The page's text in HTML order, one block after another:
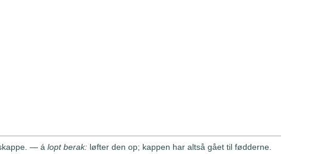
— á lopt berak: løfter den op; kappen har altså gået til fødderne.